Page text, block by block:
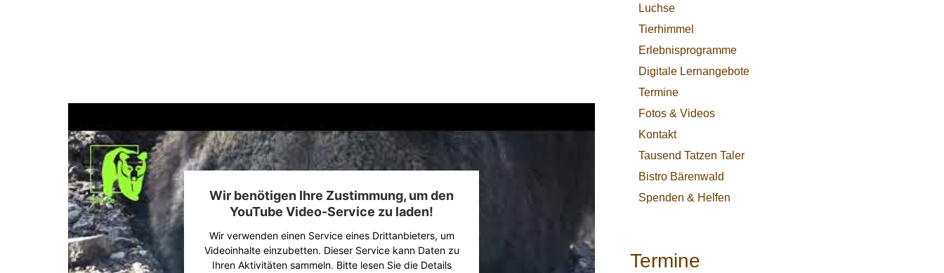
Wir benötigen Ihre Zustimmung, um den
YouTube Video-Service zu laden!
Wir verwenden einen Service eines Drittanbieters, um
Videoinhalte einzubetten. Dieser Service kann Daten zu
Ihren Aktivitäten sammeln. Bitte lesen Sie die Details
Luchse
Tierhimmel
Erlebnisprogramme
Digitale Lernangebote
Termine
Fotos & Videos
Kontakt
Tausend Tatzen Taler
Bistro Bärenwald
Spenden & Helfen
Termine